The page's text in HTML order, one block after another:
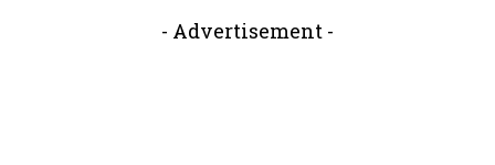
- Advertisement -